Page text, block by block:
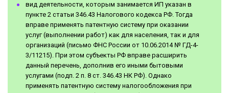
вид деятельности, которым занимается ИП указан в
пункте 2 статьи 346.43 Налогового кодекса РФ. Тогда
вправе применять патентную систему при оказании
услуг (выполнении работ) как для населения, так и для
организаций (письмо ФНС России от 10.06.2014 № ГД-4-
3/11215). При этом субъекты РФ вправе расширить
данный перечень, дополнив его иными бытовыми
услугами (подп. 2 п. 8 ст. 346.43 НК РФ). Однако
применять патентную систему налогообложения при